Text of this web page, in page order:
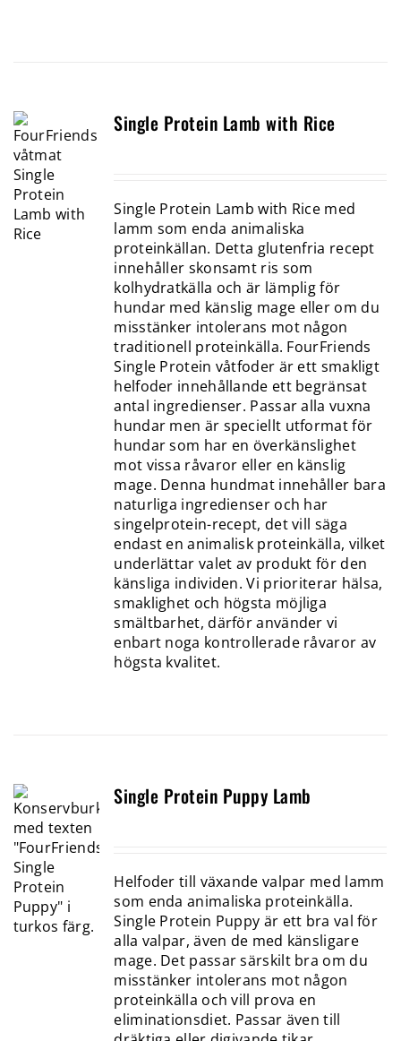
Single Protein Lamb with Rice
Single Protein Lamb with Rice med
lamm som enda animaliska
proteinkällan. Detta glutenfria recept
innehåller skonsamt ris som
kolhydratkälla och är lämplig för
hundar med känslig mage eller om du
misstänker intolerans mot någon
traditionell proteinkälla. FourFriends
Single Protein våtfoder är ett smakligt
helfoder innehållande ett begränsat
antal ingredienser. Passar alla vuxna
hundar men är speciellt utformat för
hundar som har en överkänslighet
mot vissa råvaror eller en känslig
mage. Denna hundmat innehåller bara
naturliga ingredienser och har
singelprotein-recept, det vill säga
endast en animalisk proteinkälla, vilket
underlättar valet av produkt för den
känsliga individen. Vi prioriterar hälsa,
smaklighet och högsta möjliga
smältbarhet, därför använder vi
enbart noga kontrollerade råvaror av
högsta kvalitet.
Single Protein Puppy Lamb
Helfoder till växande valpar med lamm
som enda animaliska proteinkälla.
Single Protein Puppy är ett bra val för
alla valpar, även de med känsligare
mage. Det passar särskilt bra om du
misstänker intolerans mot någon
proteinkälla och vill prova en
eliminationsdiet. Passar även till